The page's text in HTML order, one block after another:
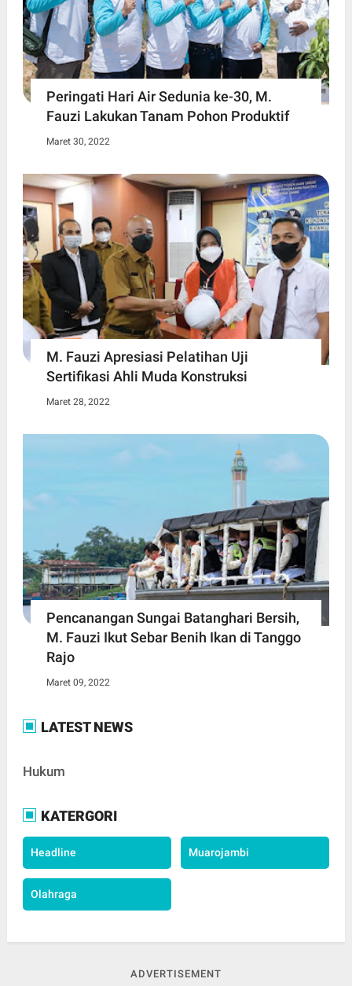
Peringati Hari Air Sedunia ke-30, M.
Fauzi Lakukan Tanam Pohon Produktif
Maret 30, 2022
M. Fauzi Apresiasi Pelatihan Uji
Sertifikasi Ahli Muda Konstruksi
Maret 28, 2022
Pencanangan Sungai Batanghari Bersih,
M. Fauzi Ikut Sebar Benih Ikan di Tanggo
Rajo
Maret 09, 2022
LATEST NEWS
Hukum
KATERGORI
Headline Muarojambi
Olahraga
ADVERTISEMENT